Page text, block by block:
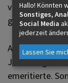
verstorbenen
gebetet hat.“
Alois Kothasser
Jahre lang
emeritierte.
Hallo! Könnten
Sonstiges,
Social Media
jederzeit
Lassen Sie